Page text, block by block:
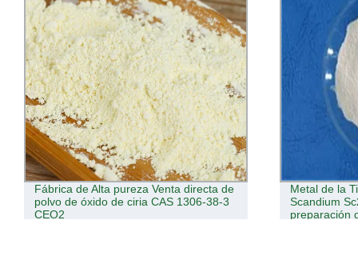
Fábrica de Alta pureza Venta directa de
polvo de óxido de ciria CAS 1306-38-3
CEO2
Metal de la
Scandium
preparación